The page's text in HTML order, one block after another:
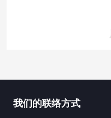
我们的联络方式